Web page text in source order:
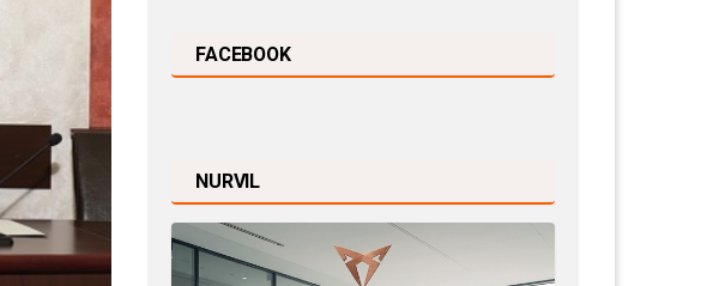
FACEBOOK
NURVIL